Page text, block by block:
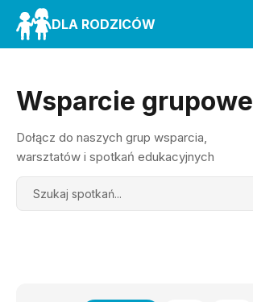
DLA RODZICÓW
Wsparcie grupowe
Dołącz do naszych grup wsparcia,
warsztatów i spotkań edukacyjnych
Search